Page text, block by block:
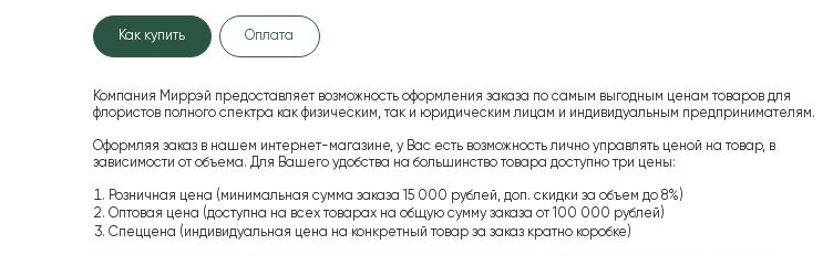
Как купить Оплата
Компания Миррэй предоставляет возможность оформления заказа по самым выгодным ценам товаров для
флористов полного спектра как физическим, так и юридическим лицам и индивидуальным предпринимателям.
Оформляя заказ в нашем интернет-магазине, у Вас есть возможность лично управлять ценой на товар, в
зависимости от объема. Для Вашего удобства на большинство товара доступно три цены:
Розничная цена (минимальная сумма заказа 15 000 рублей, доп. скидки за объем до 8%)
Оптовая цена (доступна на всех товарах на общую сумму заказа от 100 000 рублей)
Спеццена (индивидуальная цена на конкретный товар за заказ кратно коробке)